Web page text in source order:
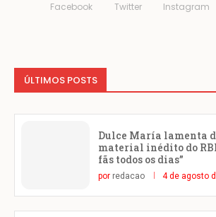
Facebook Twitter Instagram
ÚLTIMOS POSTS
Dulce María lamenta
material inédito do
fãs todos os dias”
por redacao 4 de agosto